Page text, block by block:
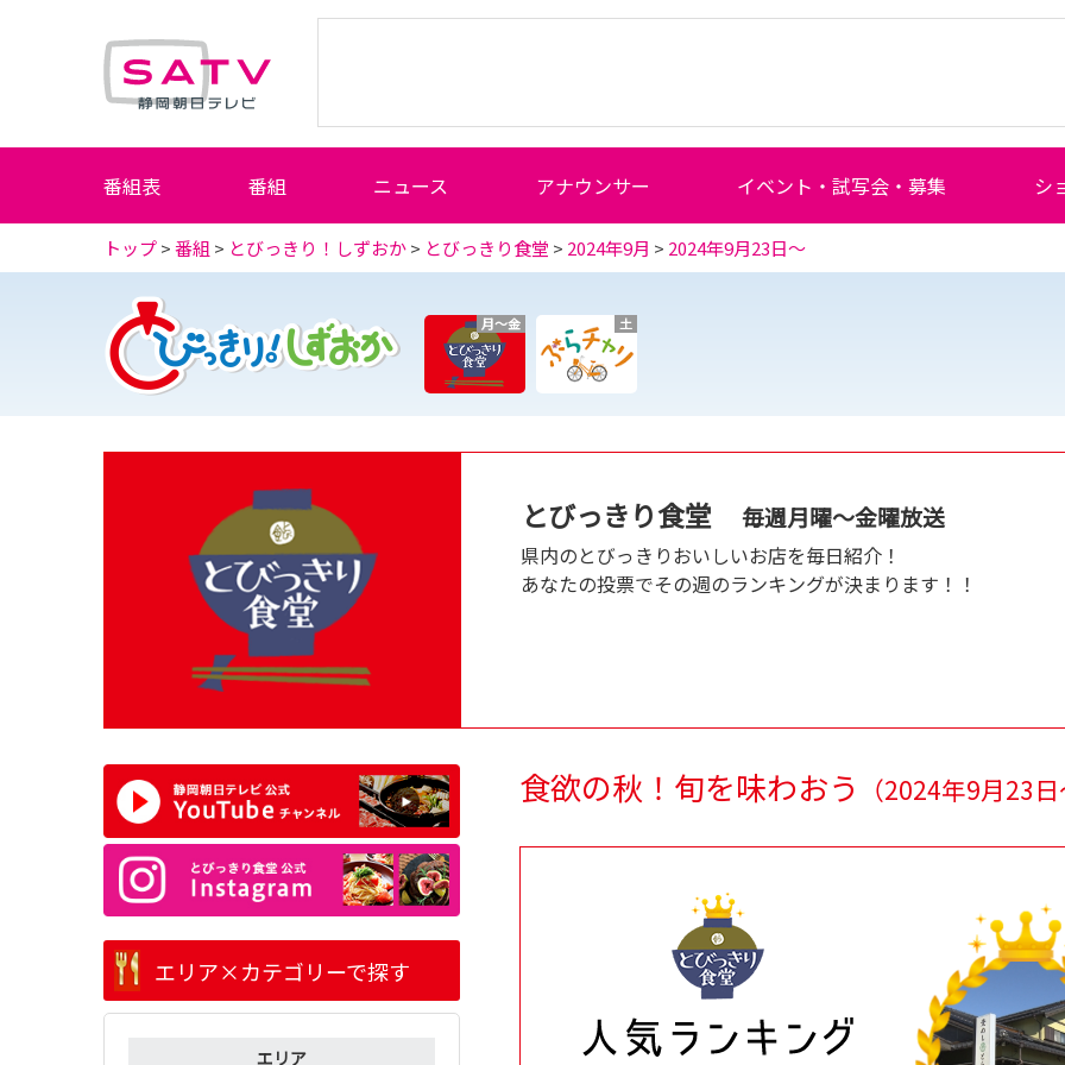
番組表 番組 ニュース アナウンサー イベント・試写会・募集 シ
トップ>番組 > とびっきり！しずおか> とびっきり食堂 > 2024年9月 > 2024年9月23日～
月～金 土
とびっきり食堂 毎週月曜～金曜放送
県内のとびっきりおいしいお店を毎日紹介！
あなたの投票でその週のランキングが決まります！！
食欲の秋！旬を味わおう （2024年9月23
エリア×カテゴリーで探す
エリア